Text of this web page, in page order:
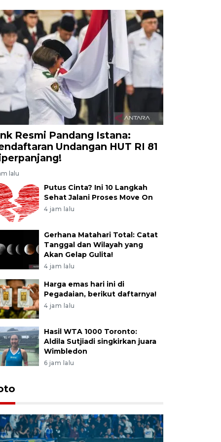
Resmi Pandang Istana:
Undangan HUT RI 81
lalu
Putus Cinta? Ini 10 Langkah
Sehat Jalani Proses Move On
4 jam lalu
Gerhana Matahari Total: Catat
Tanggal dan Wilayah yang
Akan Gelap Gulita!
4 jam lalu
Harga emas hari ini di
Pegadaian, berikut daftarnya!
4 jam lalu
Hasil WTA 1000 Toronto:
Aldila Sutjiadi singkirkan juara
Wimbledon
6 jam lalu